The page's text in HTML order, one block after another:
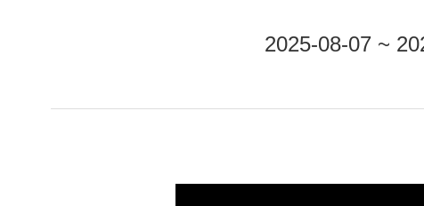
2025-08-07 ~